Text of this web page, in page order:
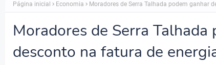
Página inicial Economia Moradores de Serra Talhada podem ganhar
Moradores de Serra Talhada
desconto na fatura de